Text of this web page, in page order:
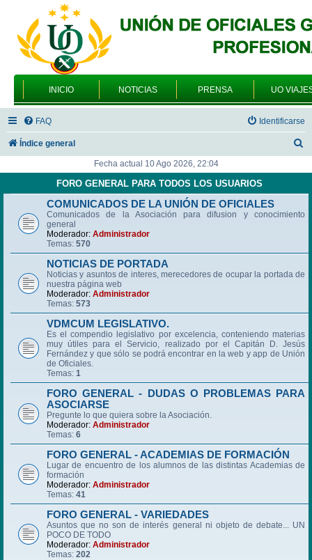
INICIO NOTICIAS PRENSA UO
FAQ Identificarse
Índice general
c
Fecha actual 10 Ago 2026, 22:04
FORO GENERAL PARA TODOS LOS USUARIOS
COMUNICADOS DE LA UNIÓN DE OFICIALES
Comunicados de la Asociación para difusion y conocimiento
general
Moderador: Administrador
Temas: 570
NOTICIAS DE PORTADA
Noticias y asuntos de interes, merecedores de ocupar la portada de
nuestra página web
Moderador: Administrador
Temas: 573
VDMCUM LEGISLATIVO.
Es el compendio legislativo por excelencia, conteniendo materias
muy útiles para el Servicio, realizado por el Capitán D. Jesús
Fernández y que sólo se podrá encontrar en la web y app de Unión
de Oficiales.
Temas: 1
FORO GENERAL - DUDAS O PROBLEMAS PARA
ASOCIARSE
Pregunte lo que quiera sobre la Asociación.
Moderador: Administrador
Temas: 6
FORO GENERAL - ACADEMIAS DE FORMACIÓN
Lugar de encuentro de los alumnos de las distintas Academias de
formación
Moderador: Administrador
Temas: 41
FORO GENERAL - VARIEDADES
Asuntos que no son de interés general ni objeto de debate... UN
POCO DE TODO
Moderador: Administrador
Temas: 202